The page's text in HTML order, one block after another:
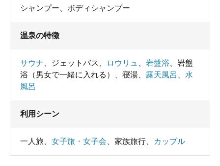
シャンプー ボディシャンプー
温泉の特徴
サウナ ジェットバス ロウリュ 岩盤浴
岩盤
浴（男女で一緒に入れる）
寝湯 露天風呂
水
風呂
利用シーン
一人旅 女子旅・女子会 家族旅行 カップル